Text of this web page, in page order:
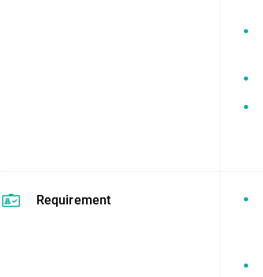
Requirement